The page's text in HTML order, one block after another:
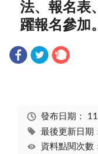
法、報名表
躍報名參加。
發布日期：
最後更新日
資料點閱次數